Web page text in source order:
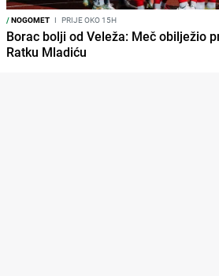
/NOGOMET I PRIJE OKO 15H
Borac bolji od Veleža: Meč obilježio
Ratku Mladiću